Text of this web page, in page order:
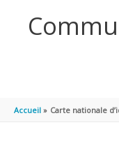
Accueil Carte nationale